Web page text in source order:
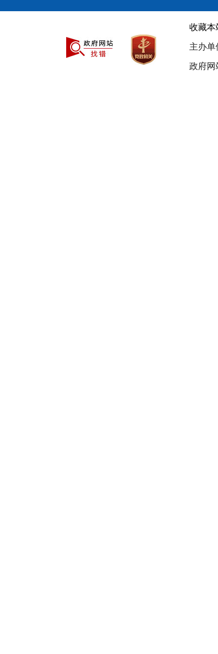
收藏本
主办
政府网